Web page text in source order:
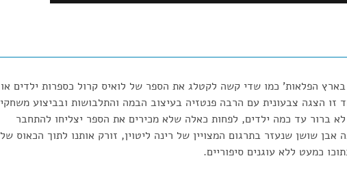
הפלאות' כמו שדי קשה לקטלג את הספר של לואיס קרול כספרות ילדים או
זו הצגה צבעונית עם הרבה פנטזיה בעיצוב הבמה והתלבושות ובביצוע משחקי
ברור עד כמה ילדים, לפחות כאלה שלא מכירים את הספר יצליחו להתחבר
שושן שנעזר בתרגום המצויין של רינה ליטוין, זורק אותנו לתוך הכאוס של
כמעט ללא עוגנים סיפוריים.